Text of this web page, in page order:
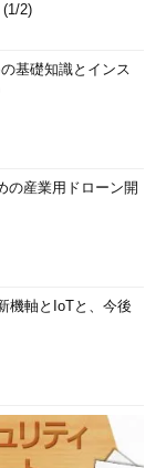
2)
基礎知識とインス
の産業用ドローン開
機軸とIoTと、今後